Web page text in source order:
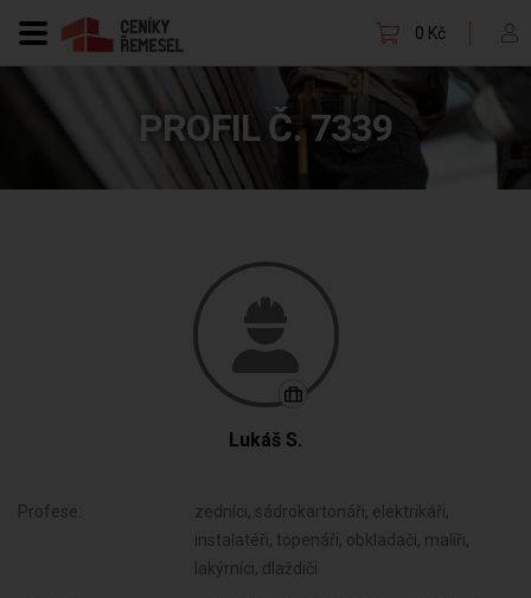
0 Kč
PROFIL Č. 7339
Lukáš S.
Profese:
zedníci, sádrokartonáři, elektrikáři,
instalatéři, topenáři, obkladači, malíři,
lakýrníci, dlaždiči